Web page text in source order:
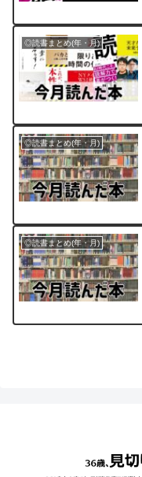
◎読書まとめ(年・月)
◎読書まとめ(年・月)
◎読書まとめ(年・月)